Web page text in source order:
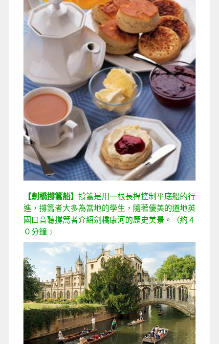
【劍橋撐篙船】 撐篙是用一根長桿控制平底船的行
進，撐篙者大多為當地的學生，隨著優美的道地英
國口音聽撐篙者介紹劍橋康河的歷史美景。（約４
０分鐘﹞